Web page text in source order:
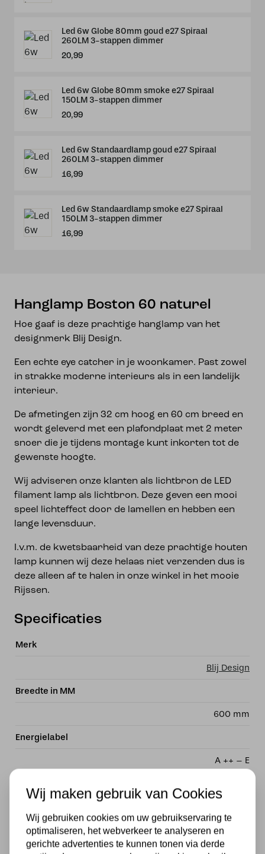
Led 6w Globe 80mm goud e27 Spiraal
260LM 3-stappen dimmer
20,99
Led 6w Globe 80mm smoke e27 Spiraal
150LM 3-stappen dimmer
20,99
Led 6w Standaardlamp goud e27 Spiraal
260LM 3-stappen dimmer
16,99
Led 6w Standaardlamp smoke e27 Spiraal
150LM 3-stappen dimmer
16,99
Hanglamp Boston 60 naturel
Hoe gaaf is deze prachtige hanglamp van het
designmerk Blij Design.
Een echte eye catcher in je woonkamer. Past zowel
in strakke moderne interieurs als in een landelijk
interieur.
De afmetingen zijn 32 cm hoog en 60 cm breed en
wordt geleverd met een plafondplaat met 2 meter
snoer die je tijdens montage kunt inkorten tot de
gewenste hoogte.
Wij adviseren onze klanten als lichtbron de LED
filament lamp als lichtbron. Deze geven een mooi
speel lichteffect door de lamellen en hebben een
lange levensduur.
I.v.m. de kwetsbaarheid van deze prachtige houten
lamp kunnen wij deze helaas niet verzenden dus is
deze alleen af te halen in onze winkel in het mooie
Rijssen.
Specificaties
Merk
Blij Design
Breedte in MM
600 mm
Energielabel
A ++ – E
Kleur
Wij maken gebruik van Cookies
Wij gebruiken cookies om uw gebruikservaring te
optimaliseren, het webverkeer te analyseren en
gerichte advertenties te kunnen tonen via derde